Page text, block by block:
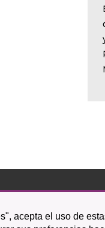
acepta el uso de